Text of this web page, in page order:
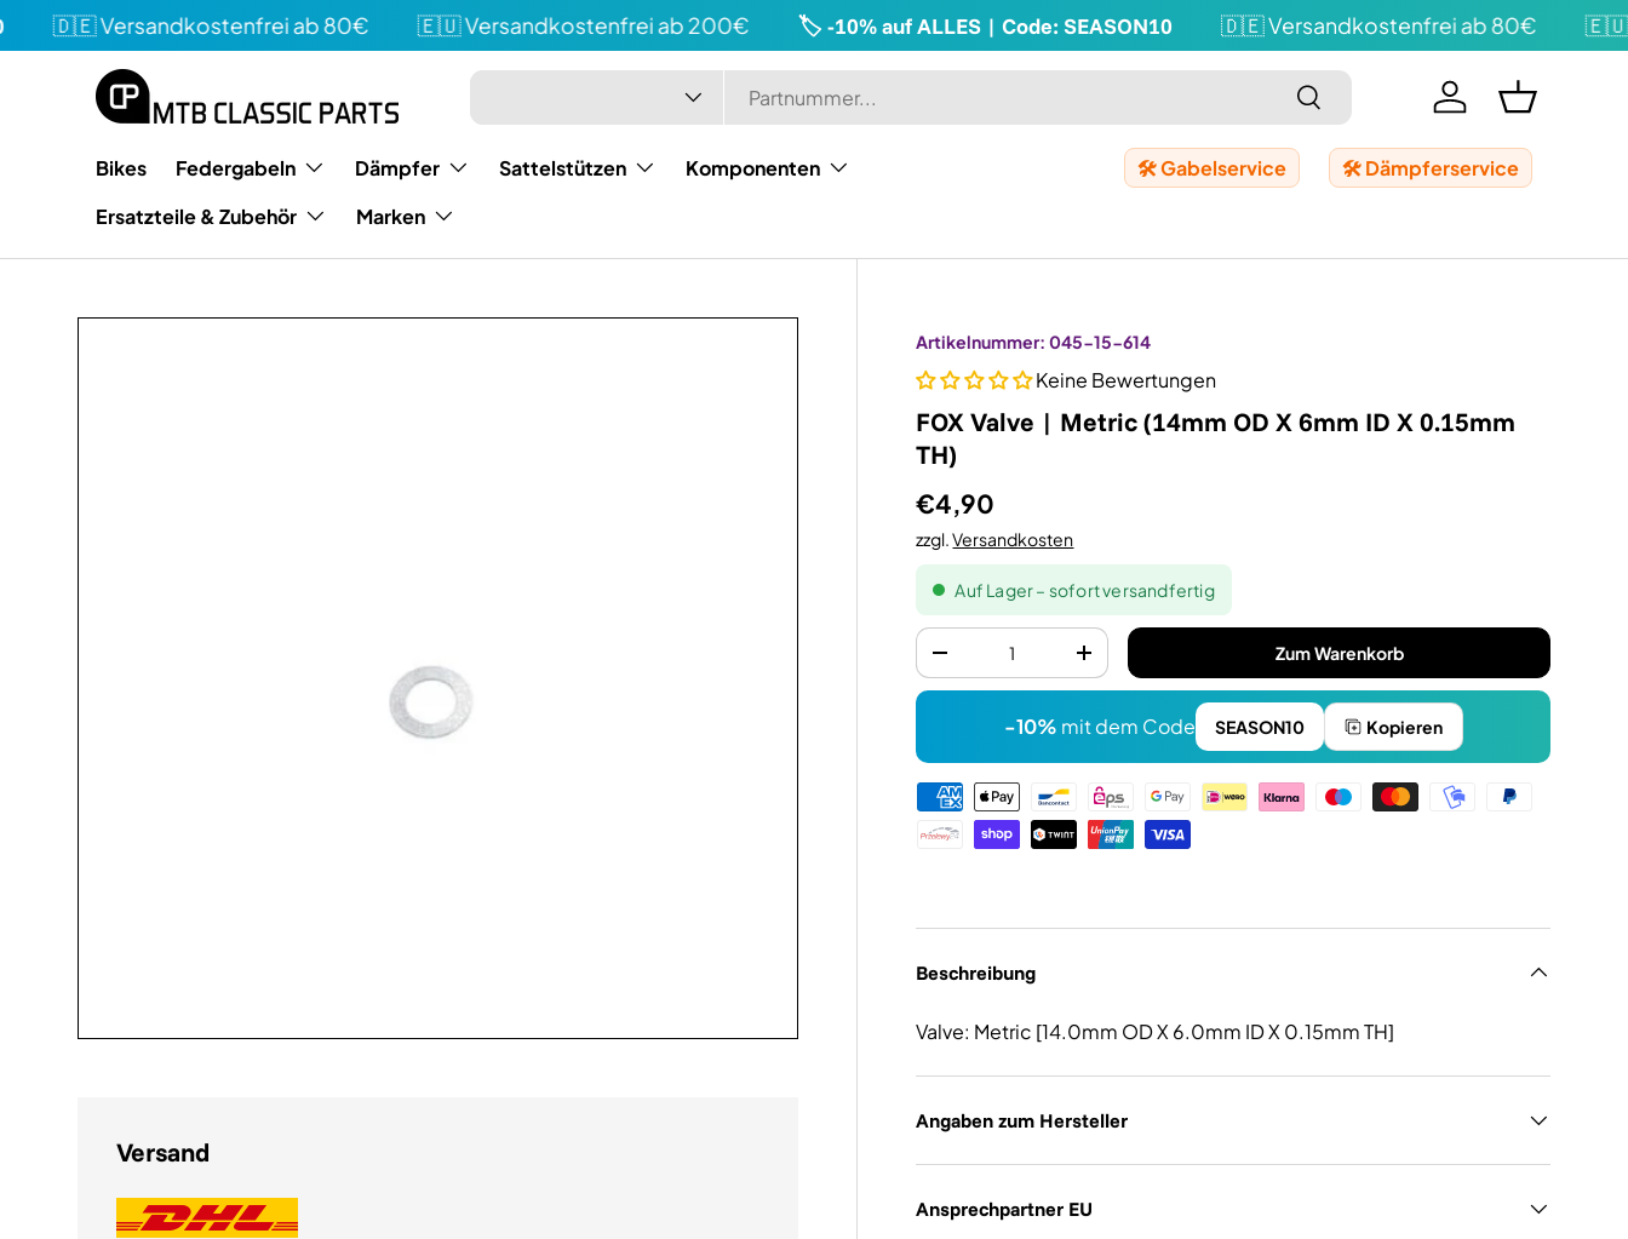
🇩🇪 Versandkostenfrei ab 80€ 🇪🇺 Versandkostenfrei ab 200€ 🏷️ -10% auf ALLES | Code: SEASON10 🇩🇪 Versandkostenfrei ab 80€ 🇪🇺
Suchen
Art
Suchen Einloggen
Bikes Federgabeln Dämpfer Sattelstützen
Komponenten
Ersatzteile & Zubehör
Marken
🛠️ Gabelservice 🛠️ Dämpferservice
Artikelnummer: 045-15-614
Keine Bewertungen
FOX Valve | Metric (14mm OD X 6mm ID X 0.15mm
TH)
€4,90
zzgl.Versandkosten
Auf Lager – sofort versandfertig
Anzahl
-
+ Zum Warenkorb
-10% mit dem Code SEASON10 Kopieren
Zahlungsmethoden
Beschreibung
Valve: Metric [14.0mm OD X 6.0mm ID X 0.15mm TH]
Angaben zum Hersteller
Ansprechpartner EU
Versand